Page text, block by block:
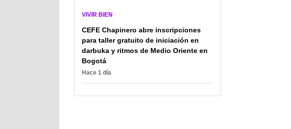
VIVIR BIEN
CEFE Chapinero abre inscripciones
para taller gratuito de iniciación en
darbuka y ritmos de Medio Oriente en
Bogotá
Hace 1 día